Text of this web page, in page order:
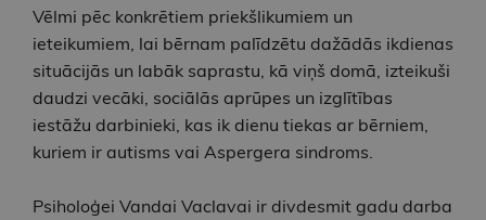
Vēlmi pēc konkrētiem priekšlikumiem un
ieteikumiem, lai bērnam palīdzētu dažādās ikdienas
situācijās un labāk saprastu, kā viņš domā, izteikuši
daudzi vecāki, sociālās aprūpes un izglītības
iestāžu darbinieki, kas ik dienu tiekas ar bērniem,
kuriem ir autisms vai Aspergera sindroms.
Psiholoģei Vandai Vaclavai ir divdesmit gadu darba